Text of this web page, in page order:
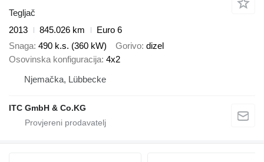
Tegljač
2013
845.026 km
Euro 6
Snaga 490 k.s. (360 kW) Gorivo dizel
Osovinska konfiguracija 4x2
Njemačka, Lübbecke
ITC GmbH & Co.KG